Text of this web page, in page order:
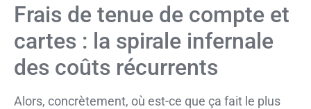
Frais de tenue de compte et
cartes : la spirale infernale
des coûts récurrents
Alors, concrètement, où est-ce que ça fait le plus